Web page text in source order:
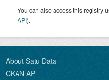
You can also access this registry
API).
About Satu Data
CKAN API